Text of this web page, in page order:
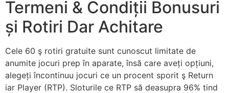
Termeni & Condiții Bonusuri
și Rotiri Dar Achitare
Cele 60 ş rotiri gratuite sunt cunoscut limitate de
anumite jocuri prep în aparate, însă care aveți opțiuni,
alegeți încontinuu jocuri ce un procent sporit ş Return
iar Player (RTP). Sloturile ce RTP să deasupra 96% tind